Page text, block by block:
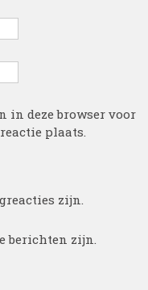
in deze browser voor
plaats.
zijn.
berichten zijn.